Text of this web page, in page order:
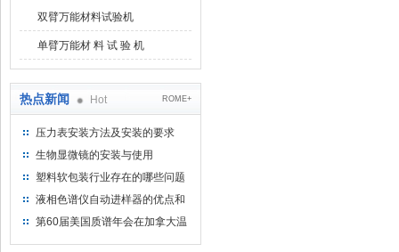
双臂万能材料试验机
单臂万能材 料 试 验 机
热点新闻 Hot ROME+
压力表安装方法及安装的要求
生物显微镜的安装与使用
塑料软包装行业存在的哪些问题
液相色谱仪自动进样器的优点和
维护
第60届美国质谱年会在加拿大温